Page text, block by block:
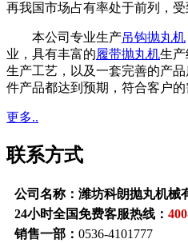
再我国市场占有率处于前列，
本公司专业生产吊钩抛丸机
业，具有丰富的履带抛丸机生产
生产工艺，以及一套完善的产
件产品都达到预期，符合客户的
更多..
联系方式
公司名称：潍坊科朗抛丸机械
24小时全国免费客服热线：
销售一部： 0536-4101777